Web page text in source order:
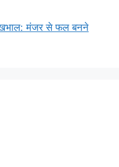
मंजर से फल बनने